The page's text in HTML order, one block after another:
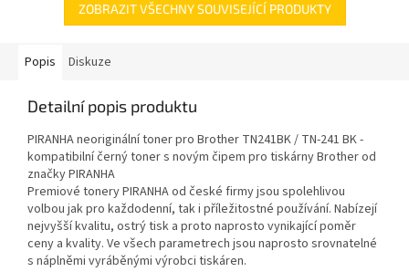
ZOBRAZIT VŠECHNY SOUVISEJÍCÍ PRODUKTY
Popis Diskuze
Detailní popis produktu
PIRANHA neoriginální toner pro Brother TN241BK / TN-241 BK -
kompatibilní černý toner s novým čipem pro tiskárny Brother od
značky PIRANHA
Premiové tonery PIRANHA od české firmy jsou spolehlivou
volbou jak pro každodenní, tak i příležitostné používání. Nabízejí
nejvyšší kvalitu, ostrý tisk a proto naprosto vynikající poměr
ceny a kvality. Ve všech parametrech jsou naprosto srovnatelné
s náplněmi vyráběnými výrobci tiskáren.